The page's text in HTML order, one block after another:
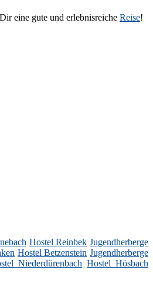
eine gute und erlebnisreiche Reise!
Hostel Reinbek Jugendherberge
Hostel Betzenstein Jugendherberge
Niederdürenbach Hostel Hösbach